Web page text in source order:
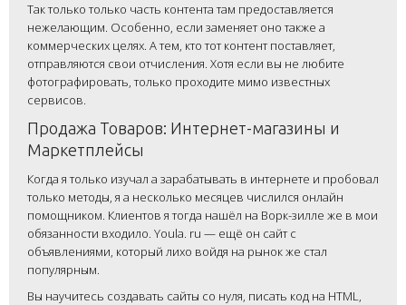
Так только только часть контента там предоставляется
нежелающим. Особенно, если заменяет оно также а
коммерческих целях. А тем, кто тот контент поставляет,
отправляются свои отчисления. Хотя если вы не любите
фотографировать, только проходите мимо известных
сервисов.
Продажа Товаров: Интернет-магазины и
Маркетплейсы
Когда я только изучал а зарабатывать в интернете и пробовал
только методы, я а несколько месяцев числился онлайн
помощником. Клиентов я тогда нашёл на Ворк-зилле же в мои
обязанности входило. Youla. ru — ещё он сайт с
объявлениями, который лихо войдя на рынок же стал
популярным.
Вы научитесь создавать сайты со нуля, писать код на HTML,